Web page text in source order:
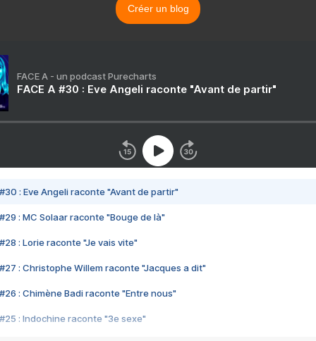
Créer un blog
FACE A - un podcast Purecharts
FACE A #30 : Eve Angeli raconte "Avant de partir"
#30 : Eve Angeli raconte "Avant de partir"
#29 : MC Solaar raconte "Bouge de là"
#28 : Lorie raconte "Je vais vite"
#27 : Christophe Willem raconte "Jacques a dit"
#26 : Chimène Badi raconte "Entre nous"
#25 : Indochine raconte "3e sexe"